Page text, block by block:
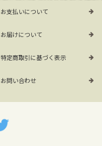
お支払いについて
お届けについて
特定商取引に基づく表示
お問い合わせ